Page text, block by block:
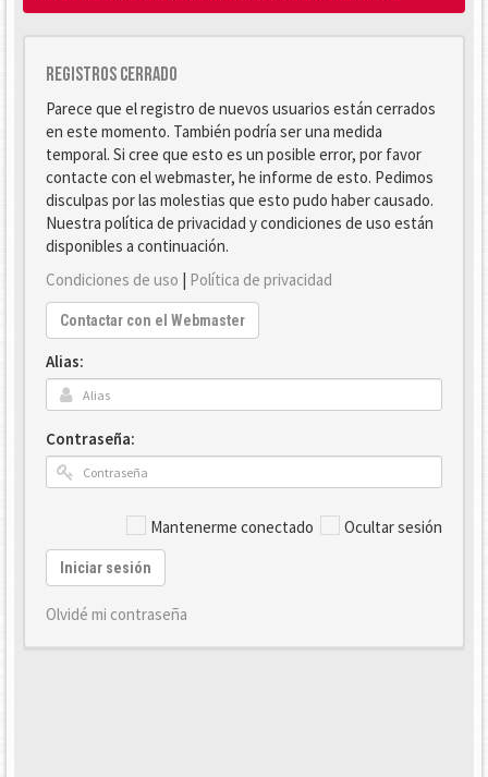
Registros cerrado
Parece que el registro de nuevos usuarios están cerrados
en este momento. También podría ser una medida
temporal. Si cree que esto es un posible error, por favor
contacte con el webmaster, he informe de esto. Pedimos
disculpas por las molestias que esto pudo haber causado.
Nuestra política de privacidad y condiciones de uso están
disponibles a continuación.
Condiciones de uso | Política de privacidad
Contactar con el Webmaster
Alias:
Contraseña:
Mantenerme conectado Ocultar sesión
Iniciar sesión
Olvidé mi contraseña